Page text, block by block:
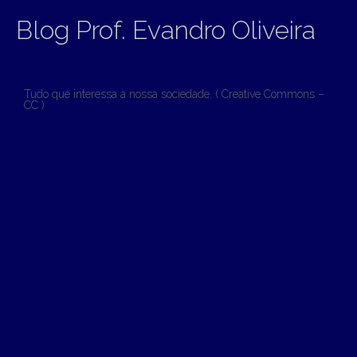
Blog Prof. Evandro Oliveira
Tudo que interessa à nossa sociedade. ( Creative Commons –
CC )